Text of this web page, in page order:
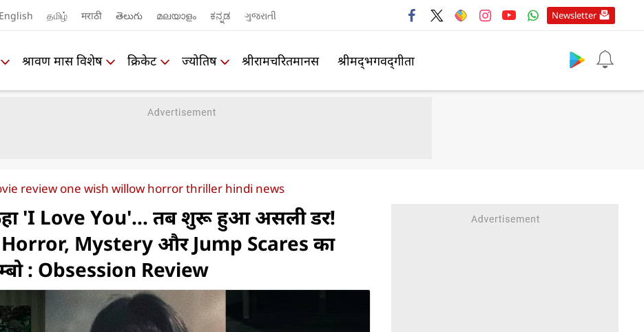
English தமிழ் मराठी తెలుగు മലയാളം ಕನ್ನಡ ગુજરાતી Newsletter
श्रावण मास विशेष क्रिकेट ज्योतिष श्रीरामचरितमानस श्रीमद्‍भगवद्‍गीता
review one wish willow horror thriller hindi news
'I Love You'... तब शुरू हुआ असली डर!
Mystery और Jump Scares का
: Obsession Review